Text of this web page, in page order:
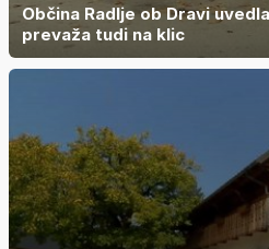
Občina Radlje ob Dravi
prevaža tudi na klic